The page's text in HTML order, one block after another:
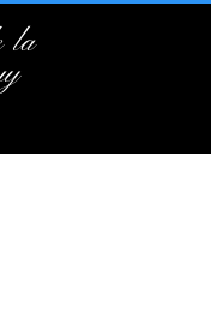
la